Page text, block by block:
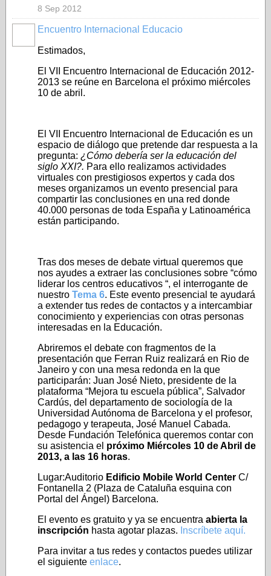
8 Sep 2012
Encuentro Internacional Educacio
Estimados,
El VII Encuentro Internacional de Educación 2012-
2013 se reúne en Barcelona el próximo miércoles
10 de abril.
El VII Encuentro Internacional de Educación es un
espacio de diálogo que pretende dar respuesta a la
pregunta: ¿Cómo debería ser la educación del
siglo XXI?. Para ello realizamos actividades
virtuales con prestigiosos expertos y cada dos
meses organizamos un evento presencial para
compartir las conclusiones en una red donde
40.000 personas de toda España y Latinoamérica
están participando.
Tras dos meses de debate virtual queremos que
nos ayudes a extraer las conclusiones sobre “cómo
liderar los centros educativos “, el interrogante de
nuestro Tema 6. Este evento presencial te ayudará
a extender tus redes de contactos y a intercambiar
conocimiento y experiencias con otras personas
interesadas en la Educación.
Abriremos el debate con fragmentos de la
presentación que Ferran Ruiz realizará en Rio de
Janeiro y con una mesa redonda en la que
participarán: Juan José Nieto, presidente de la
plataforma “Mejora tu escuela pública”, Salvador
Cardús, del departamento de sociología de la
Universidad Autónoma de Barcelona y el profesor,
pedagogo y terapeuta, José Manuel Cabada.
Desde Fundación Telefónica queremos contar con
su asistencia el próximo Miércoles 10 de Abril de
2013, a las 16 horas.
Lugar:Auditorio Edificio Mobile World Center C/
Fontanella 2 (Plaza de Cataluña esquina con
Portal del Ángel) Barcelona.
El evento es gratuito y ya se encuentra abierta la
inscripción hasta agotar plazas. Inscríbete aquí.
Para invitar a tus redes y contactos puedes utilizar
el siguiente enlace.